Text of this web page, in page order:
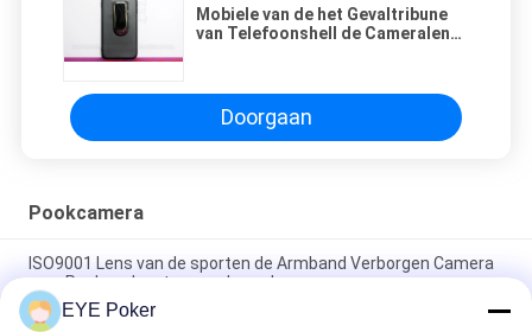
Mobiele van de het Gevaltribune
van Telefoonshell de Cameralens
Doorgaan
Pookcamera
ISO9001 Lens van de sporten de Armband Verborgen Camera
voor Pookanalysator naar beneden
EYE Poker